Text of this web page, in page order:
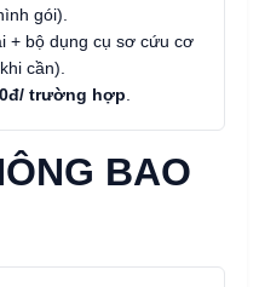
gói).
+ bộ dụng cụ sơ cứu cơ
cần).
trường hợp
BAO